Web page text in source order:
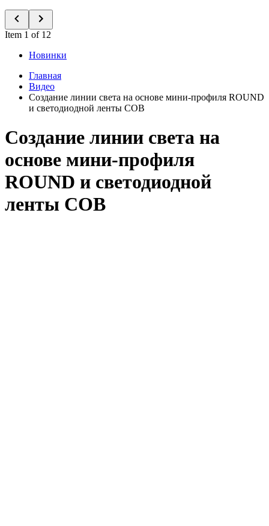
Item 1 of 12
Новинки
Главная
Видео
Создание линии света на основе мини-профиля ROUND
и светодиодной ленты COB
Создание линии света на
основе мини-профиля
ROUND и светодиодной
ленты COB